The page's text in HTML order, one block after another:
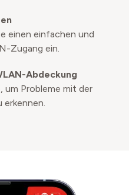
einen einfachen und
Zugang ein.
Abdeckung
um Probleme mit der
erkennen.